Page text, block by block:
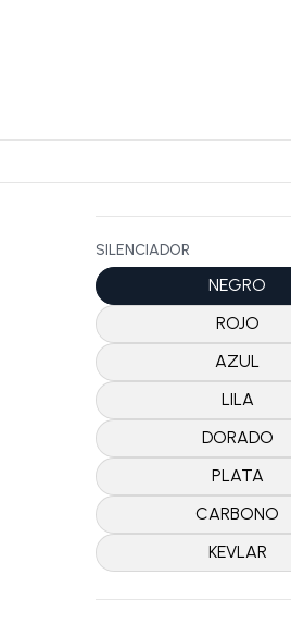
SILENCIADOR
NEGRO
ROJO
AZUL
LILA
DORADO
PLATA
CARBONO
KEVLAR